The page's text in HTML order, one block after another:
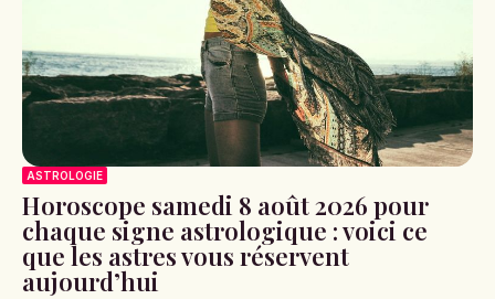
ASTROLOGIE
Horoscope samedi 8 août 2026 pour
chaque signe astrologique : voici ce
que les astres vous réservent
aujourd’hui